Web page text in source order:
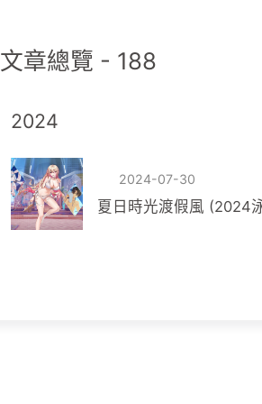
文章總覽 - 188
2024
2024-07-30
夏日時光渡假風 (2024